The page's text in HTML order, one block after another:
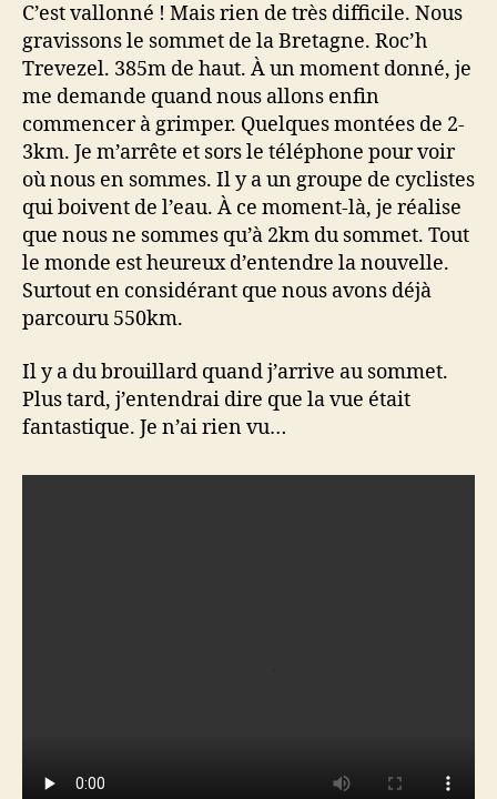
C’est vallonné ! Mais rien de très difficile. Nous
gravissons le sommet de la Bretagne. Roc’h
Trevezel. 385m de haut. À un moment donné, je
me demande quand nous allons enfin
commencer à grimper. Quelques montées de 2-
3km. Je m’arrête et sors le téléphone pour voir
où nous en sommes. Il y a un groupe de cyclistes
qui boivent de l’eau. À ce moment-là, je réalise
que nous ne sommes qu’à 2km du sommet. Tout
le monde est heureux d’entendre la nouvelle.
Surtout en considérant que nous avons déjà
parcouru 550km.
Il y a du brouillard quand j’arrive au sommet.
Plus tard, j’entendrai dire que la vue était
fantastique. Je n’ai rien vu…